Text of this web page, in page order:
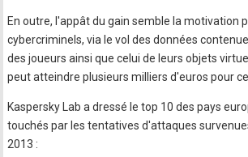
En outre, l'appât du gain semble la motivation
cybercriminels, via le vol des données
des joueurs ainsi que celui de leurs objets
peut atteindre plusieurs milliers d'euros pour
Kaspersky Lab a dressé le top 10 des pays
touchés par les tentatives d'attaques
2013 :